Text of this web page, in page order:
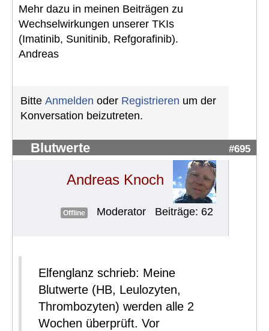
Mehr dazu in meinen Beiträgen zu
Wechselwirkungen unserer TKIs
(Imatinib, Sunitinib, Refgorafinib).
Andreas
Bitte Anmelden oder Registrieren um der
Konversation beizutreten.
Blutwerte #695
Andreas Knoch
Offline Moderator Beiträge: 62
Elfenglanz schrieb: Meine
Blutwerte (HB, Leulozyten,
Thrombozyten) werden alle 2
Wochen überprüft. Vor